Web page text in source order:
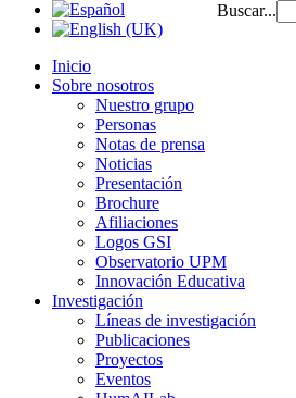
Buscar...
Inicio
Sobre nosotros
Nuestro grupo
Personas
Notas de prensa
Noticias
Presentación
Brochure
Afiliaciones
Logos GSI
Observatorio UPM
Innovación Educativa
Investigación
Líneas de investigación
Publicaciones
Proyectos
Eventos